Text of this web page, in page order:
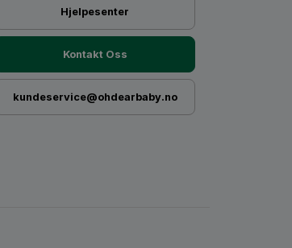
Hjelpesenter
Kontakt Oss
kundeservice@ohdearbaby.no